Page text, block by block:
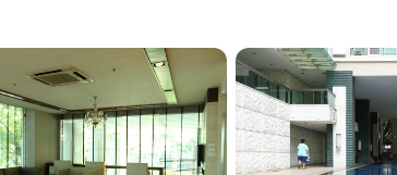
เพิ่มยูนิตเปรียบเทียบ
รายการที่ 3
เลือกยูนิตเพื่อเปรียบเทียบ
เลือกได้สูงสุด 3 รายการ
เปรียบเทียบ
ลบทั้งหมด